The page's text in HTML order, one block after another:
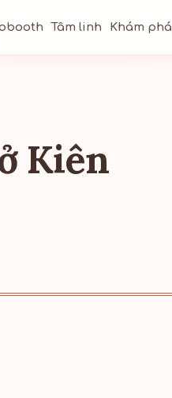
Tâm linh Khám phá
Kiên